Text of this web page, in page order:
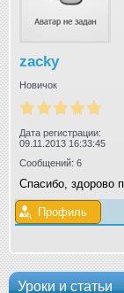
Уроки и статьи
zacky
Новичок
Дата регистрации:
09.11.2013 16:33:45
Сообщений: 6
Спасибо, здорово
Профиль